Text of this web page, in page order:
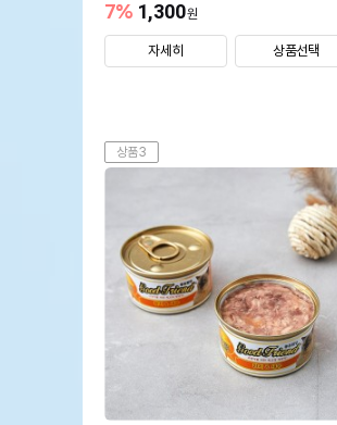
1,300원
7%
자세히 상품선택
상품3